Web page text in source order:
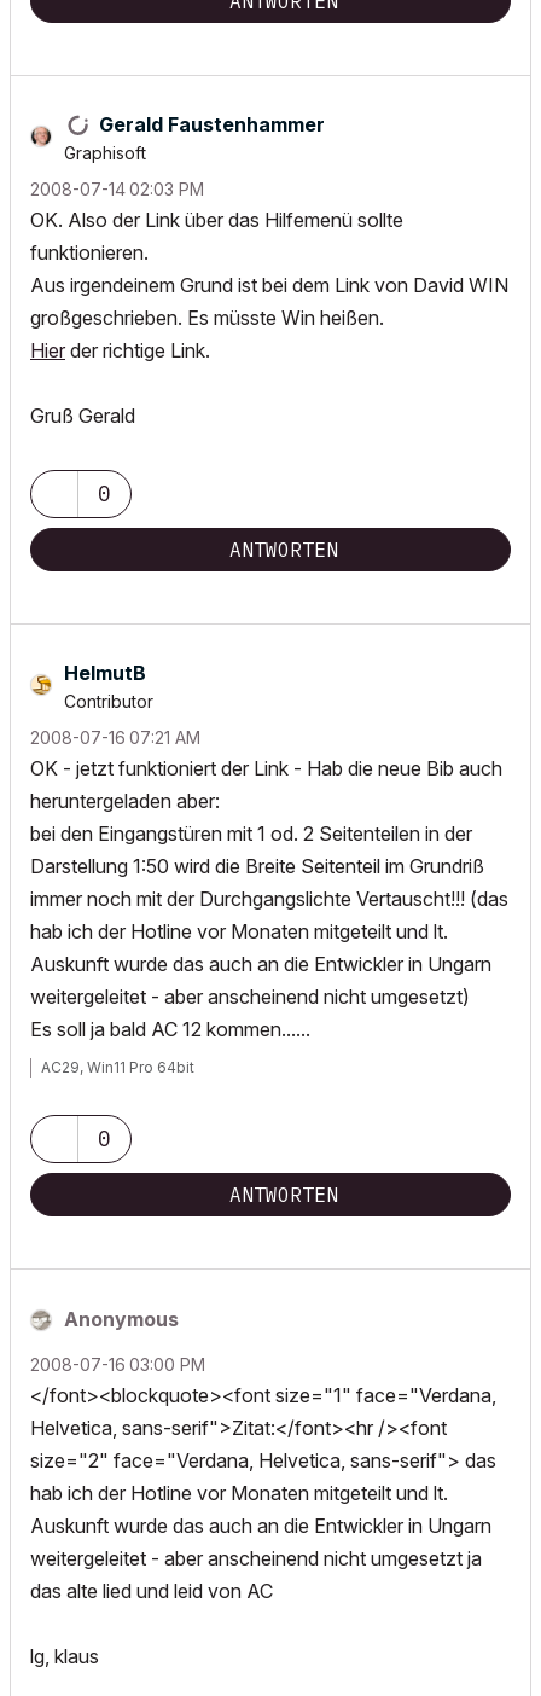
Gerald Faustenhammer
Graphisoft
‎2008-07-1402:03 PM
OK. Also der Link über das Hilfemenü sollte
funktionieren.
Aus irgendeinem Grund ist bei dem Link von David WIN
großgeschrieben. Es müsste Win heißen.
Hier der richtige Link.
Gruß Gerald
0
ANTWORTEN
HelmutB
Contributor
‎2008-07-16 07:21 AM
OK - jetzt funktioniert der Link - Hab die neue Bib auch
heruntergeladen aber:
bei den Eingangstüren mit 1 od. 2 Seitenteilen in der
Darstellung 1:50 wird die Breite Seitenteil im Grundriß
immer noch mit der Durchgangslichte Vertauscht!!! (das
hab ich der Hotline vor Monaten mitgeteilt und lt.
Auskunft wurde das auch an die Entwickler in Ungarn
weitergeleitet - aber anscheinend nicht umgesetzt)
Es soll ja bald AC 12 kommen......
AC29, Win11 Pro 64bit
0
ANTWORTEN
Anonymous
‎2008-07-16 03:00 PM
</font><blockquote><font size="1" face="Verdana,
Helvetica, sans-serif">Zitat:</font><hr /><font
size="2" face="Verdana, Helvetica, sans-serif"> das
hab ich der Hotline vor Monaten mitgeteilt und lt.
Auskunft wurde das auch an die Entwickler in Ungarn
weitergeleitet - aber anscheinend nicht umgesetzt ja
das alte lied und leid von AC
lg, klaus